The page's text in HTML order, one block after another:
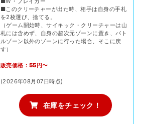
■このクリーチャーが出た時、相手は自身の手札
を2枚選び、捨てる。
（ゲーム開始時、サイキック・クリーチャーは山
札には含めず、自身の超次元ゾーンに置き、バト
ルゾーン以外のゾーンに行った場合、そこに戻
す）
販売価格：55円〜
(2026年08月07日時点)
在庫をチェック！